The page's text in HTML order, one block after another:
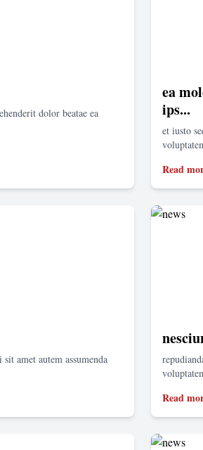
dolor beatae ea
ea
ips...
et iusto
Read
amet autem assumenda
Read